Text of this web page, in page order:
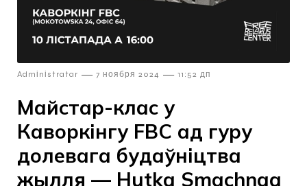
Admіnіstratar — 7 ноября 2024 — 11:52 дп
Майстар-клас у
Каворкінгу FBC ад гуру
долевага будаўніцтва
жылля — Hutka Smaсhnaa